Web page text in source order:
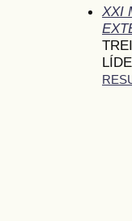
XXI